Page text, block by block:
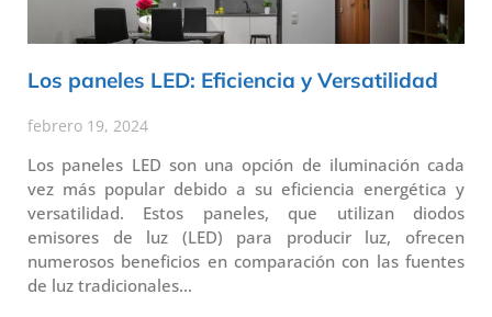
Los paneles LED: Eficiencia y Versatilidad
febrero 19, 2024
Los paneles LED son una opción de iluminación cada
vez más popular debido a su eficiencia energética y
versatilidad. Estos paneles, que utilizan diodos
emisores de luz (LED) para producir luz, ofrecen
numerosos beneficios en comparación con las fuentes
de luz tradicionales…